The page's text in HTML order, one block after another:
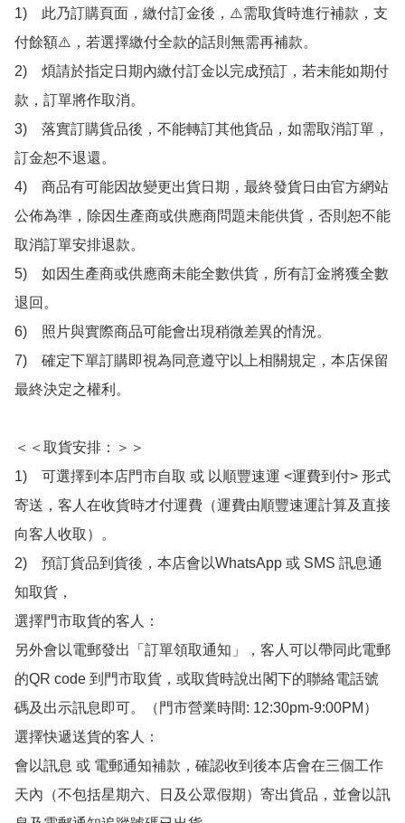
1)　此乃訂購頁面，繳付訂金後，⚠️需取貨時進行補款，支
付餘額⚠️，若選擇繳付全款的話則無需再補款。
2)　煩請於指定日期內繳付訂金以完成預訂，若未能如期付
款，訂單將作取消。
3)　落實訂購貨品後，不能轉訂其他貨品，如需取消訂單，
訂金恕不退還。
4)　商品有可能因故變更出貨日期，最終發貨日由官方網站
公佈為準，除因生產商或供應商問題未能供貨，否則恕不能
取消訂單安排退款。
5)　如因生產商或供應商未能全數供貨，所有訂金將獲全數
退回。
6)　照片與實際商品可能會出現稍微差異的情況。
7)　確定下單訂購即視為同意遵守以上相關規定，本店保留
最終決定之權利。
＜＜取貨安排：＞＞
1)　可選擇到本店門市自取 或 以順豐速運 <運費到付> 形式
寄送，客人在收貨時才付運費（運費由順豐速運計算及直接
向客人收取）。
2)　預訂貨品到貨後，本店會以WhatsApp 或 SMS 訊息通
知取貨，
選擇門市取貨的客人：
另外會以電郵發出「訂單領取通知」，客人可以帶同此電郵
的QR code 到門市取貨，或取貨時說出閣下的聯絡電話號
碼及出示訊息即可。（門市營業時間: 12:30pm-9:00PM）
選擇快遞送貨的客人：
會以訊息 或 電郵通知補款，確認收到後本店會在三個工作
天內（不包括星期六、日及公眾假期）寄出貨品，並會以訊